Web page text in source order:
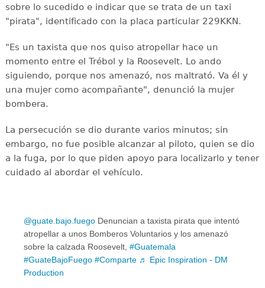
sobre lo sucedido e indicar que se trata de un taxi
"pirata", identificado con la placa particular 229KKN.
"Es un taxista que nos quiso atropellar hace un
momento entre el Trébol y la Roosevelt. Lo ando
siguiendo, porque nos amenazó, nos maltrató. Va él y
una mujer como acompañante", denunció la mujer
bombera.
La persecución se dio durante varios minutos; sin
embargo, no fue posible alcanzar al piloto, quien se dio
a la fuga, por lo que piden apoyo para localizarlo y tener
cuidado al abordar el vehículo.
@guate.bajo.fuego Denuncian a taxista pirata que intentó
atropellar a unos Bomberos Voluntarios y los amenazó
sobre la calzada Roosevelt, #Guatemala
#GuateBajoFuego #Comparte ♬ Epic Inspiration - DM
Production